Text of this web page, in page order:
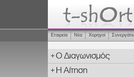
Εταιρεία Νέα Χορηγοί